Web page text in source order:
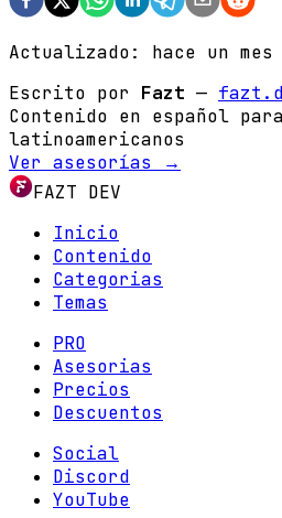
Actualizado: hace un mes
Escrito por Fazt —
Contenido en español
latinoamericanos
Ver asesorías →
FAZT DEV
Inicio
Contenido
Categorias
Temas
PRO
Asesorias
Precios
Descuentos
Social
Discord
YouTube